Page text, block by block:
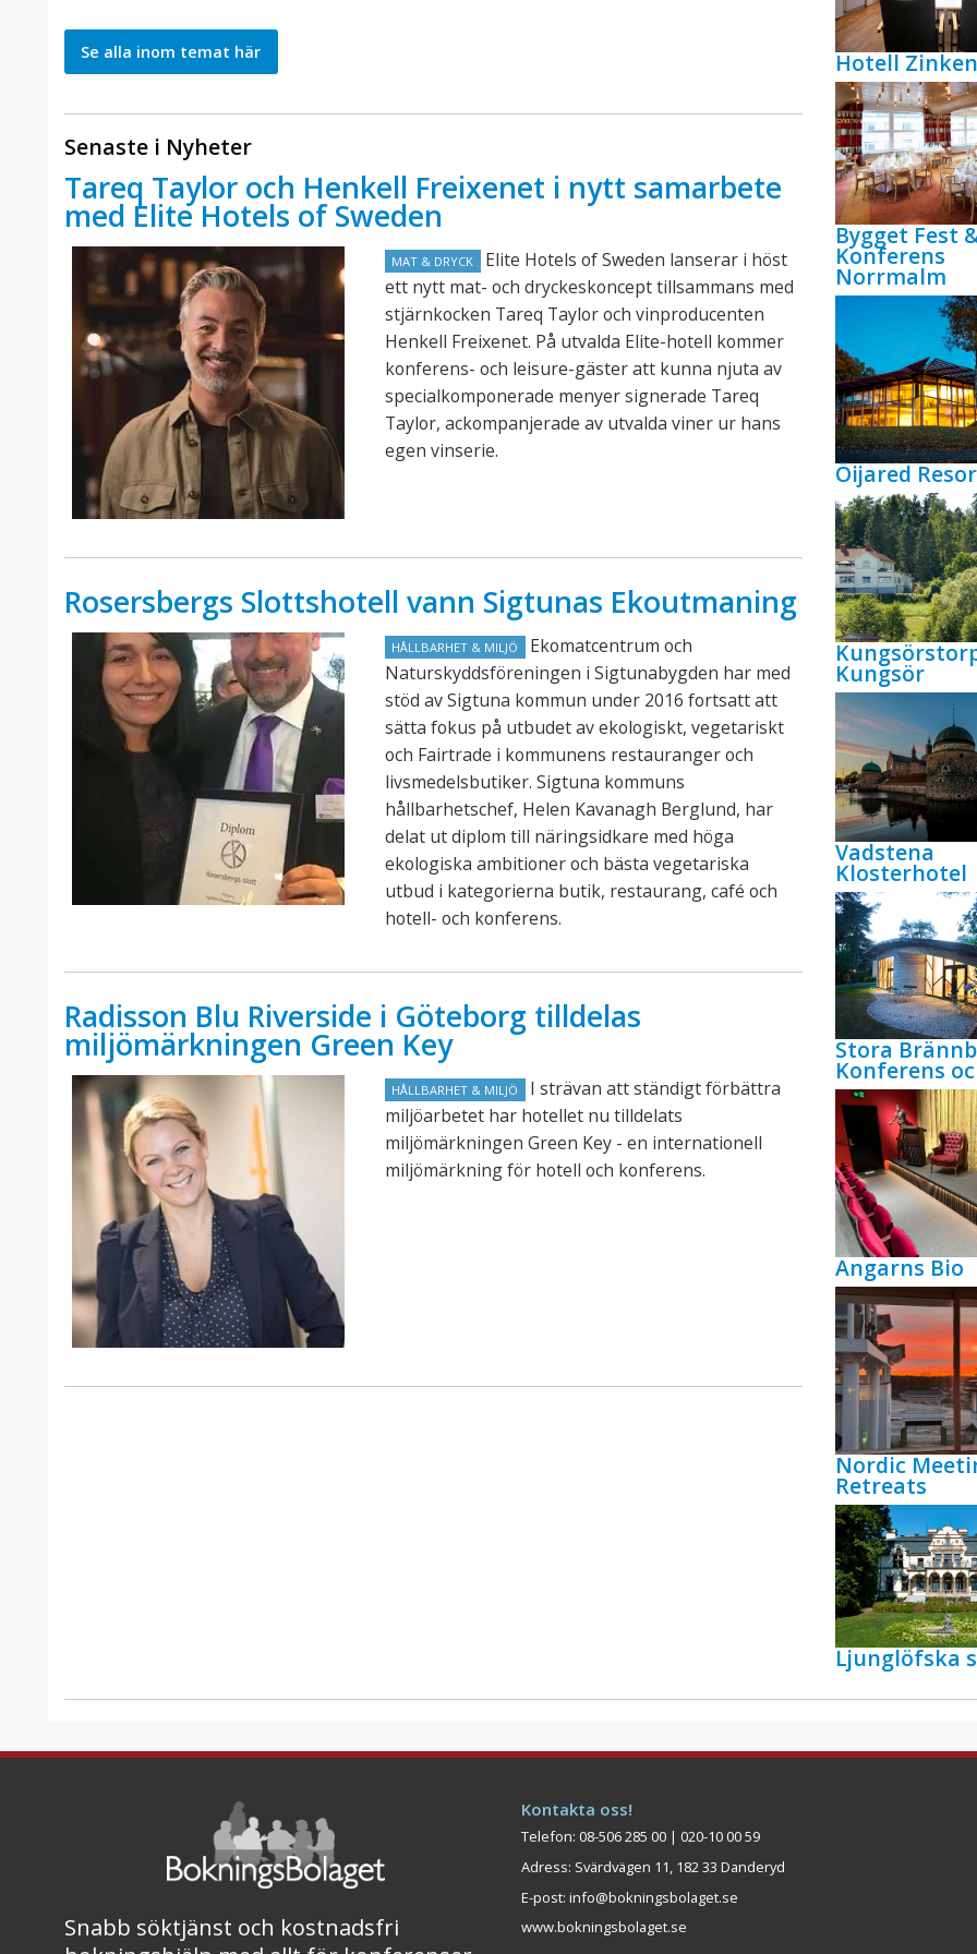
Se alla inom temat här
Senaste i Nyheter
Tareq Taylor och Henkell Freixenet i nytt samarbete
med Elite Hotels of Sweden
MAT & DRYCK
Elite Hotels of Sweden lanserar i höst
ett nytt mat- och dryckeskoncept tillsammans med
stjärnkocken Tareq Taylor och vinproducenten
Henkell Freixenet. På utvalda Elite-hotell kommer
konferens- och leisure-gäster att kunna njuta av
specialkomponerade menyer signerade Tareq
Taylor, ackompanjerade av utvalda viner ur hans
egen vinserie.
Rosersbergs Slottshotell vann Sigtunas Ekoutmaning
HÅLLBARHET & MILJÖ
Ekomatcentrum och
Naturskyddsföreningen i Sigtunabygden har med
stöd av Sigtuna kommun under 2016 fortsatt att
sätta fokus på utbudet av ekologiskt, vegetariskt
och Fairtrade i kommunens restauranger och
livsmedelsbutiker. Sigtuna kommuns
hållbarhetschef, Helen Kavanagh Berglund, har
delat ut diplom till näringsidkare med höga
ekologiska ambitioner och bästa vegetariska
utbud i kategorierna butik, restaurang, café och
hotell- och konferens.
Radisson Blu Riverside i Göteborg tilldelas
miljömärkningen Green Key
HÅLLBARHET & MILJÖ
I strävan att ständigt förbättra
miljöarbetet har hotellet nu tilldelats
miljömärkningen Green Key - en internationell
miljömärkning för hotell och konferens.
Hotell
Bygget Fest
Konferens
Norrmalm
Öijared
Kungsör
Vadstena
Klosterhotel
Stora
Konferens
Angarns Bio
Nordic
Retreats
Ljunglöfska
Snabb söktjänst och kostnadsfri
Kontakta oss!
Telefon: 08-506 285 00 | 020-10 00 59
Adress: Svärdvägen 11, 182 33 Danderyd
E-post: info@bokningsbolaget.se
www.bokningsbolaget.se